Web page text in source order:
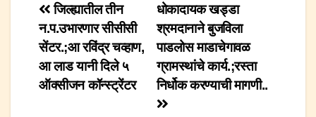
Post
navigation
धोकादायक खड्डा
श्रमदानाने बुजविला
पाडलोस माडाचेगावळ
ग्रामस्थांचे कार्य.;रस्ता
निर्धोक करण्याची मागणी..
जिल्ह्यातील तीन
न.प.उभारणार सीसीसी
सेंटर.;आ रविंद्र चव्हाण,
आ लाड यानी दिले ५
ऑक्सीजन कॉन्स्ट्रेंटर